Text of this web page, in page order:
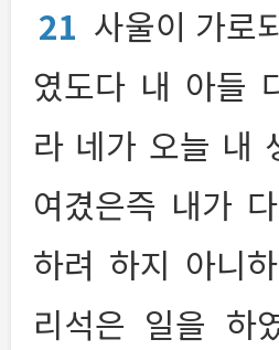
21 사울이 가로
였도다 내 아들
라 네가 오늘 내
여겼은즉 내가
하려 하지 아니
리석은 일을 하